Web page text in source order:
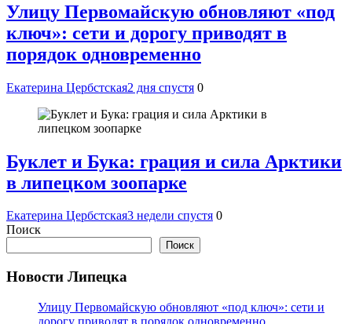
Улицу Первомайскую обновляют «под
ключ»: сети и дорогу приводят в
порядок одновременно
Екатерина Цербстская2 дня спустя 0
Буклет и Бука: грация и сила Арктики
в липецком зоопарке
Екатерина Цербстская3 недели спустя 0
Поиск
Поиск
Новости Липецка
Улицу Первомайскую обновляют «под ключ»: сети и
дорогу приводят в порядок одновременно